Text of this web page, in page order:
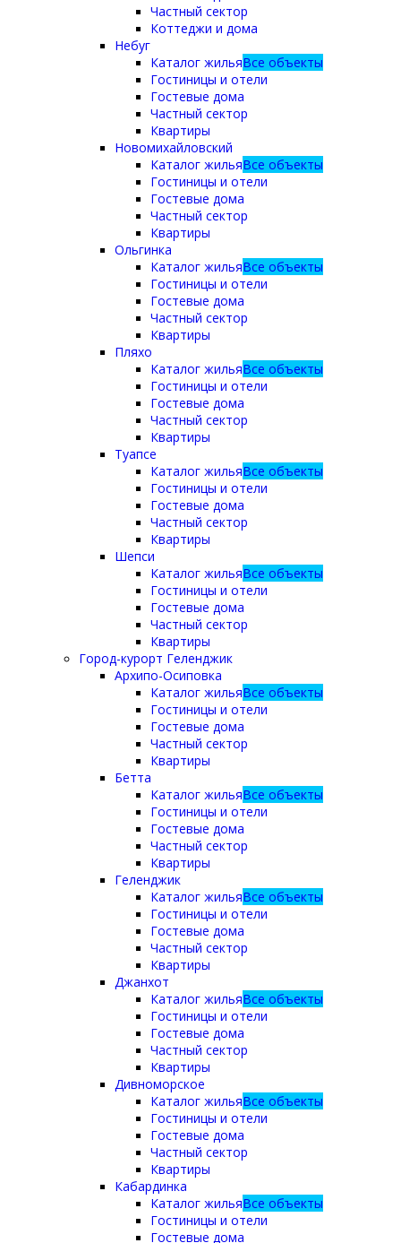
Частный сектор
Коттеджи и дома
Небуг
Каталог жильяВсе объекты
Гостиницы и отели
Гостевые дома
Частный сектор
Квартиры
Новомихайловский
Каталог жильяВсе объекты
Гостиницы и отели
Гостевые дома
Частный сектор
Квартиры
Ольгинка
Каталог жильяВсе объекты
Гостиницы и отели
Гостевые дома
Частный сектор
Квартиры
Пляхо
Каталог жильяВсе объекты
Гостиницы и отели
Гостевые дома
Частный сектор
Квартиры
Туапсе
Каталог жильяВсе объекты
Гостиницы и отели
Гостевые дома
Частный сектор
Квартиры
Шепси
Каталог жильяВсе объекты
Гостиницы и отели
Гостевые дома
Частный сектор
Квартиры
Город-курорт Геленджик
Архипо-Осиповка
Каталог жильяВсе объекты
Гостиницы и отели
Гостевые дома
Частный сектор
Квартиры
Бетта
Каталог жильяВсе объекты
Гостиницы и отели
Гостевые дома
Частный сектор
Квартиры
Геленджик
Каталог жильяВсе объекты
Гостиницы и отели
Гостевые дома
Частный сектор
Квартиры
Джанхот
Каталог жильяВсе объекты
Гостиницы и отели
Гостевые дома
Частный сектор
Квартиры
Дивноморское
Каталог жильяВсе объекты
Гостиницы и отели
Гостевые дома
Частный сектор
Квартиры
Кабардинка
Каталог жильяВсе объекты
Гостиницы и отели
Гостевые дома